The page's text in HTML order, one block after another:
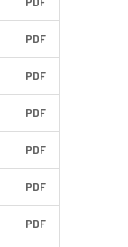
PDF
PDF
PDF
PDF
PDF
PDF